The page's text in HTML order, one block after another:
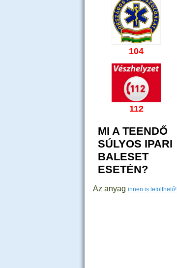
104
112
MI A TEENDŐ
SÚLYOS IPARI
BALESET
ESETÉN?
Az anyag innen is letölthető!